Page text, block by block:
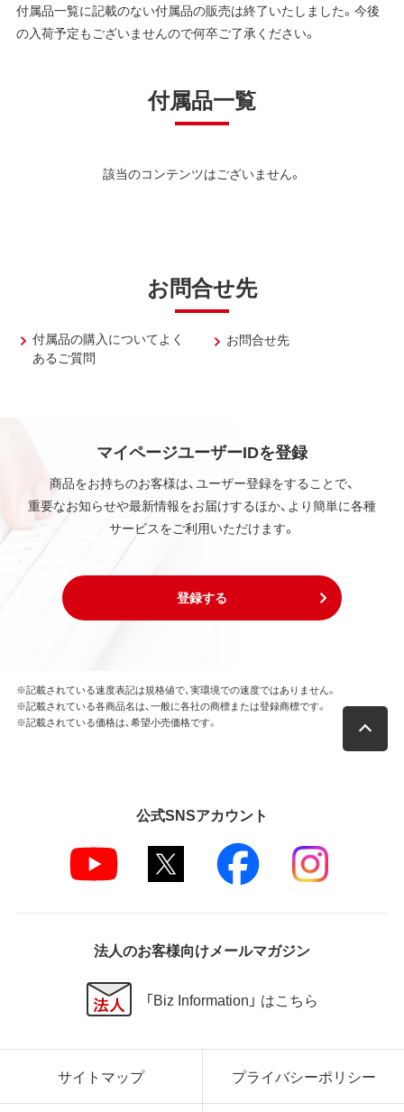
付属品一覧に記載のない付属品の販売は終了いたしました。今後
の入荷予定もございませんので何卒ご了承ください。
付属品一覧
該当のコンテンツはございません。
お問合せ先
付属品の購入についてよく
あるご質問
お問合せ先
マイページユーザーIDを登録
商品をお持ちのお客様は、ユーザー登録をすることで、
重要なお知らせや最新情報をお届けするほか、より簡単に各種
サービスをご利用いただけます。
登録する
※記載されている速度表記は規格値で、実環境での速度ではありません。
※記載されている各商品名は、一般に各社の商標または登録商標です。
※記載されている価格は、希望小売価格です。
公式SNSアカウント
法人のお客様向けメールマガジン
「Biz Information」 はこちら
サイトマップ プライバシーポリシー